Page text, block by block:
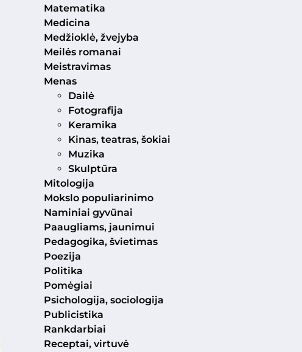
Matematika
Medicina
Medžioklė, žvejyba
Meilės romanai
Meistravimas
Menas
Dailė
Fotografija
Keramika
Kinas, teatras, šokiai
Muzika
Skulptūra
Mitologija
Mokslo populiarinimo
Naminiai gyvūnai
Paaugliams, jaunimui
Pedagogika, švietimas
Poezija
Politika
Pomėgiai
Psichologija, sociologija
Publicistika
Rankdarbiai
Receptai, virtuvė